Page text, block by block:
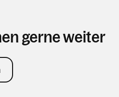
gerne weiter